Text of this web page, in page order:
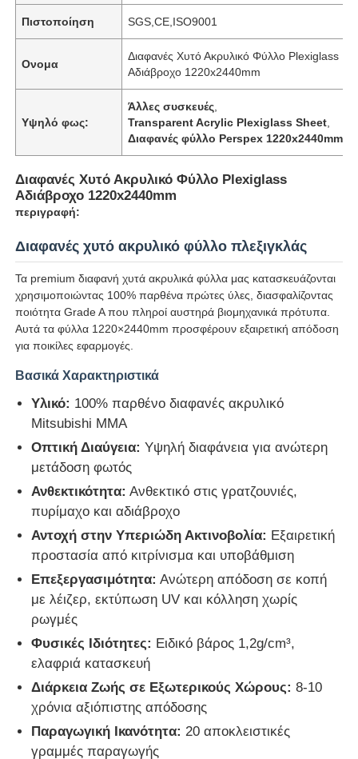
Αρχική Σελίδα
Προϊόντα
Σχετικά με εμάς
Γύρος εργοστασίων
Ποιοτικός έλεγχος
επαφή
Νέα
Όλες οι περιπτώσεις
Blog
Ζητήστε ένα απόσπασμα
Πιστοποίηση SGS,CE,ISO9001
Ονομα
Διαφανές Χυτό Ακρυλικό Φύλλο Plexiglass
Αδιάβροχο 1220x2440mm
Υψηλό φως:
Άλλες συσκευές
Transparent Acrylic Plexiglass Sheet
Διαφανές φύλλο Perspex 1220x2440mm
Διαφανές Χυτό Ακρυλικό Φύλλο Plexiglass
Αδιάβροχο 1220x2440mm
περιγραφή:
Διαφανές χυτό ακρυλικό φύλλο πλεξιγκλάς
Τα premium διαφανή χυτά ακρυλικά φύλλα μας κατασκευάζονται
χρησιμοποιώντας 100% παρθένα πρώτες ύλες, διασφαλίζοντας
ποιότητα Grade A που πληροί αυστηρά βιομηχανικά πρότυπα.
Αυτά τα φύλλα 1220×2440mm προσφέρουν εξαιρετική απόδοση
για ποικίλες εφαρμογές.
Βασικά Χαρακτηριστικά
Υλικό: 100% παρθένο διαφανές ακρυλικό
Mitsubishi MMA
Οπτική Διαύγεια: Υψηλή διαφάνεια για ανώτερη
μετάδοση φωτός
Ανθεκτικότητα: Ανθεκτικό στις γρατζουνιές,
πυρίμαχο και αδιάβροχο
Αντοχή στην Υπεριώδη Ακτινοβολία: Εξαιρετική
προστασία από κιτρίνισμα και υποβάθμιση
Επεξεργασιμότητα: Ανώτερη απόδοση σε κοπή
με λέιζερ, εκτύπωση UV και κόλληση χωρίς
ρωγμές
Φυσικές Ιδιότητες: Ειδικό βάρος 1,2g/cm³,
ελαφριά κατασκευή
Διάρκεια Ζωής σε Εξωτερικούς Χώρους: 8-10
χρόνια αξιόπιστης απόδοσης
Παραγωγική Ικανότητα: 20 αποκλειστικές
γραμμές παραγωγής